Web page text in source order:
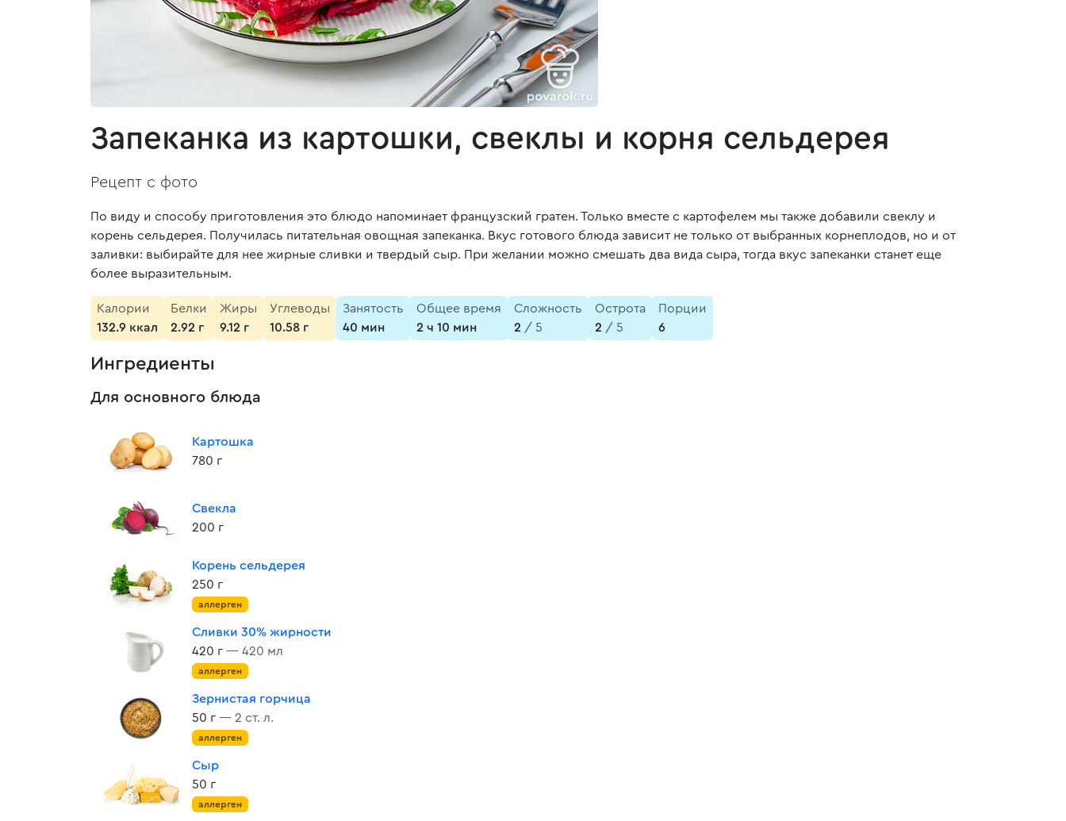
Запеканка из картошки, свеклы и корня сельдерея
Рецепт с фото
По виду и способу приготовления это блюдо напоминает французский гратен. Только вместе с картофелем мы также добавили свеклу и
корень сельдерея. Получилась питательная овощная запеканка. Вкус готового блюда зависит не только от выбранных корнеплодов, но и от
заливки: выбирайте для нее жирные сливки и твердый сыр. При желании можно смешать два вида сыра, тогда вкус запеканки станет еще
более выразительным.
Калории
132.9 ккал
Белки
2.92 г
Жиры
9.12 г
Углеводы
10.58 г
Занятость
40 мин
Общее время
2 ч 10 мин
Сложность
2 / 5
Острота
2 / 5
Порции
6
Ингредиенты
Для основного блюда
Картошка
780 г
Свекла
200 г
Корень сельдерея
250 г
аллерген
Сливки 30% жирности
420 г — 420 мл
аллерген
Зернистая горчица
50 г — 2 ст. л.
аллерген
Сыр
50 г
аллерген